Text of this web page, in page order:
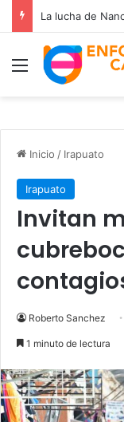
La lucha de
Menú
Inicio / Irapuato
Irapuato
Invitan
Roberto Sanchez
1 minuto de lectura